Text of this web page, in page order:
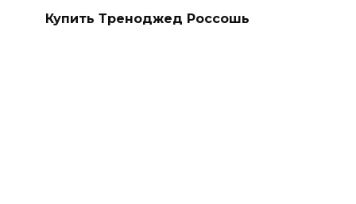
Купить Треноджед Россошь